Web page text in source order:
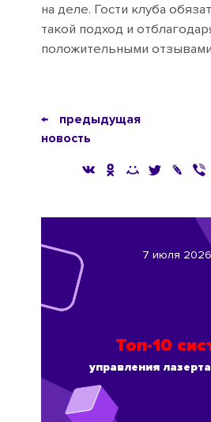
на деле. Гости клуба
такой подход и
положительными
← предыдущая
новость
7 июля 2026
Топ-10
управления